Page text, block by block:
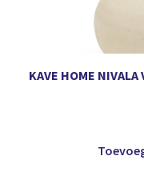
KAVE HOME NIVALA